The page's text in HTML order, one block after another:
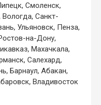
Смоленск,
Санкт-
Ульяновск, Пенза,
на-Дону,
Махачкала,
Салехард,
Барнаул, Абакан,
Владивосток